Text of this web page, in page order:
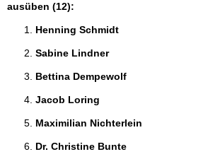
ausüben (12):
Henning Schmidt
Sabine Lindner
Bettina Dempewolf
Jacob Loring
Maximilian Nichterlein
Dr. Christine Bunte